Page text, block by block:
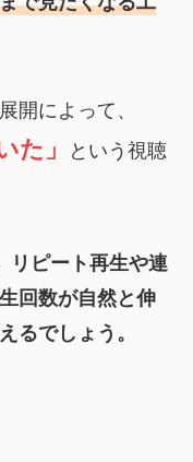
開によって、
た」
という視聴
リピート再生や連
回数が自然と伸
るでしょう。